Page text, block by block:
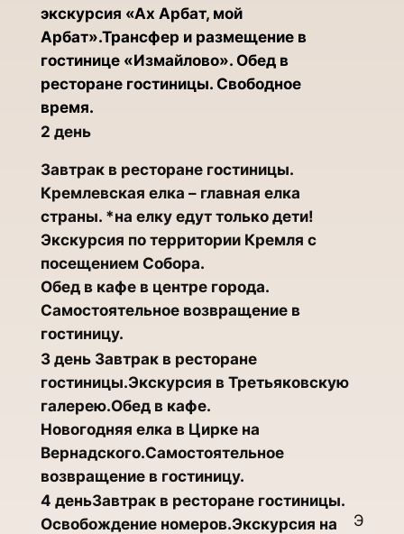
экскурсия «Ах Арбат, мой
Арбат».Трансфер и размещение в
гостинице «Измайлово». Обед в
ресторане гостиницы. Свободное
время.
2 день
Завтрак в ресторане гостиницы.
Кремлевская елка – главная елка
страны. *на елку едут только дети!
Экскурсия по территории Кремля с
посещением Собора.
Обед в кафе в центре города.
Самостоятельное возвращение в
гостиницу.
3 день Завтрак в ресторане
гостиницы.Экскурсия в Третьяковскую
галерею.Обед в кафе.
Новогодняя елка в Цирке на
Вернадского.Самостоятельное
возвращение в гостиницу.
4 деньЗавтрак в ресторане гостиницы.
Освобождение номеров.Экскурсия на
Э